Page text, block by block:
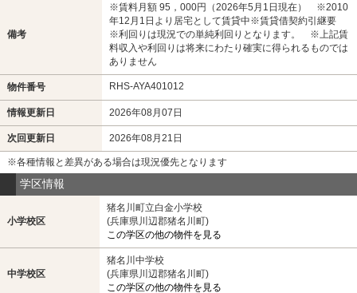
備考
※賃料月額 95，000円（2026年5月1日現在） ※2010
年12月1日より居宅として賃貸中※賃貸借契約引継要
※利回りは現況での単純利回りとなります。 ※上記賃
料収入や利回りは将来にわたり確実に得られるものでは
ありません
物件番号 RHS-AYA401012
情報更新日 2026年08月07日
次回更新日 2026年08月21日
※各種情報と差異がある場合は現況優先となります
学区情報
小学校区
猪名川町立白金小学校
(兵庫県川辺郡猪名川町)
この学区の他の物件を見る
中学校区
猪名川中学校
(兵庫県川辺郡猪名川町)
この学区の他の物件を見る